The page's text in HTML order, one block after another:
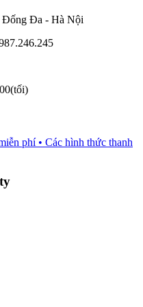
Đống Đa - Hà Nội
phí • Các hình thức thanh